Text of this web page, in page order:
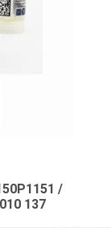
/
137